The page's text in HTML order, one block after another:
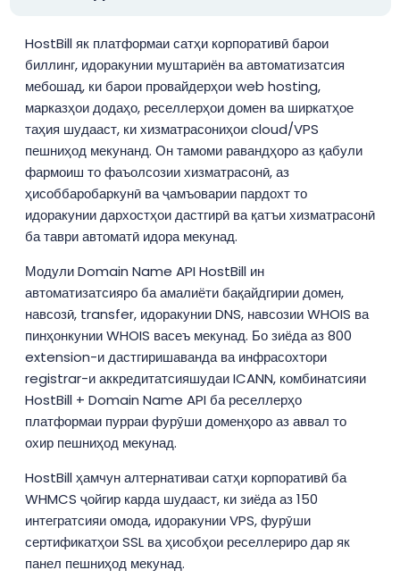
HostBill як платформаи сатҳи корпоративӣ барои
биллинг, идоракунии муштариён ва автоматизатсия
мебошад, ки барои провайдерҳои web hosting,
марказҳои додаҳо, реселлерҳои домен ва ширкатҳое
таҳия шудааст, ки хизматрасониҳои cloud/VPS
пешниҳод мекунанд. Он тамоми равандҳоро аз қабули
фармоиш то фаъолсозии хизматрасонӣ, аз
ҳисоббаробаркунӣ ва ҷамъоварии пардохт то
идоракунии дархостҳои дастгирӣ ва қатъи хизматрасонӣ
ба таври автоматӣ идора мекунад.
Модули Domain Name API HostBill ин
автоматизатсияро ба амалиёти бақайдгирии домен,
навсозӣ, transfer, идоракунии DNS, навсозии WHOIS ва
пинҳонкунии WHOIS васеъ мекунад. Бо зиёда аз 800
extension-и дастгиришаванда ва инфрасохтори
registrar-и аккредитатсияшудаи ICANN, комбинатсияи
HostBill + Domain Name API ба реселлерҳо
платформаи пурраи фурӯши доменҳоро аз аввал то
охир пешниҳод мекунад.
HostBill ҳамчун алтернативаи сатҳи корпоративӣ ба
WHMCS ҷойгир карда шудааст, ки зиёда аз 150
интегратсияи омода, идоракунии VPS, фурӯши
сертификатҳои SSL ва ҳисобҳои реселлериро дар як
панел пешниҳод мекунад.